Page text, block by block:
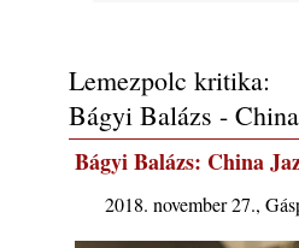
tudok… 19. rész: XXXI.
Dixieland Napok
augusztus 21-22-23.)
2026. augusztus 08.
Jazz-rock albumok 1986-
„Into the Blue”
Lemezpolc kritika:
Bágyi Balázs -
Bágyi Balázs: China
2018. november 27.,